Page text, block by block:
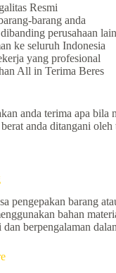
Resmi
barang anda
perusahaan lain
ke seluruh Indonesia
yang profesional
All in Terima Beres
anda terima apa bila
anda ditangani
pengepakan barang
bahan
berpengalaman